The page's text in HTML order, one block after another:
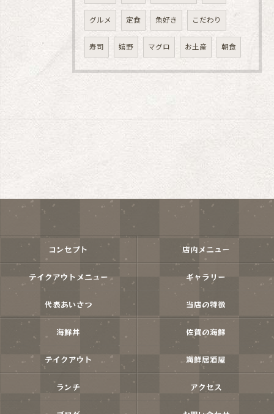
グルメ 定食 魚好き こだわり
寿司 嬉野 マグロ お土産 朝食
コンセプト 店内メニュー
テイクアウトメニュー ギャラリー
代表あいさつ 当店の特徴
海鮮丼 佐賀の海鮮
テイクアウト 海鮮居酒屋
ランチ アクセス